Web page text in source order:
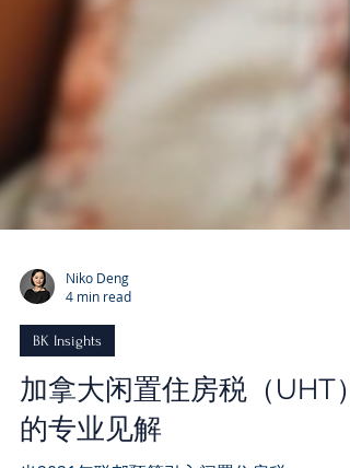
4 min read
BK Insights
加拿大闲置住房税（UHT）